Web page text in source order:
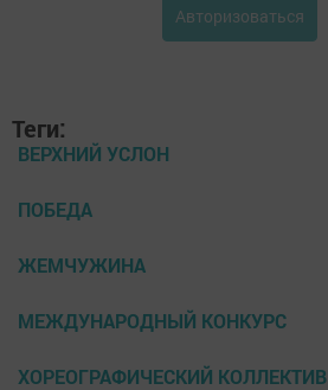
Авторизоваться
Теги:
ВЕРХНИЙ УСЛОН
ПОБЕДА
ЖЕМЧУЖИНА
МЕЖДУНАРОДНЫЙ КОНКУРС
ХОРЕОГРАФИЧЕСКИЙ КОЛЛЕКТИВ